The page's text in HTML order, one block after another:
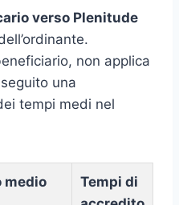
verso Plenitude
non applica
una
tempi medi nel
medio
Tempi di